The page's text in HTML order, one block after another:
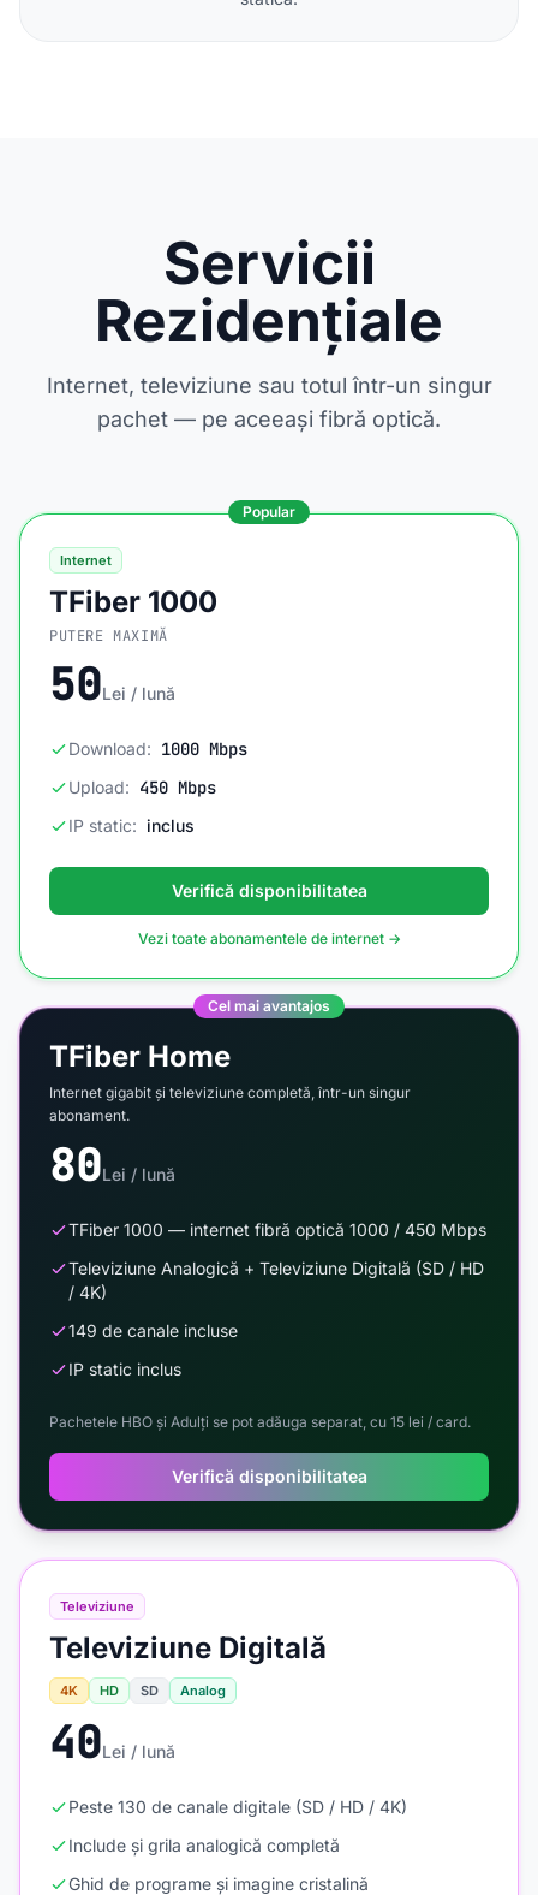
Servicii
Rezidențiale
Internet, televiziune sau totul într-un singur
pachet — pe aceeași fibră optică.
Popular
Internet
TFiber 1000
PUTERE MAXIMĂ
50Lei / lună
Download: 1000 Mbps
Upload: 450 Mbps
IP static: inclus
Verifică disponibilitatea
Vezi toate abonamentele de internet →
Televiziune
Televiziune Digitală
4K HD SD Analog
40Lei / lună
Peste 130 de canale digitale (SD / HD / 4K)
Include și grila analogică completă
Ghid de programe și imagine cristalină
Cel mai avantajos
TFiber Home
Internet gigabit și televiziune completă, într-un singur
abonament.
80Lei / lună
TFiber 1000 — internet fibră optică 1000 / 450 Mbps
Televiziune Analogică + Televiziune Digitală (SD / HD
/ 4K)
149 de canale incluse
IP static inclus
Pachetele HBO și Adulți se pot adăuga separat, cu 15 lei / card.
Verifică disponibilitatea